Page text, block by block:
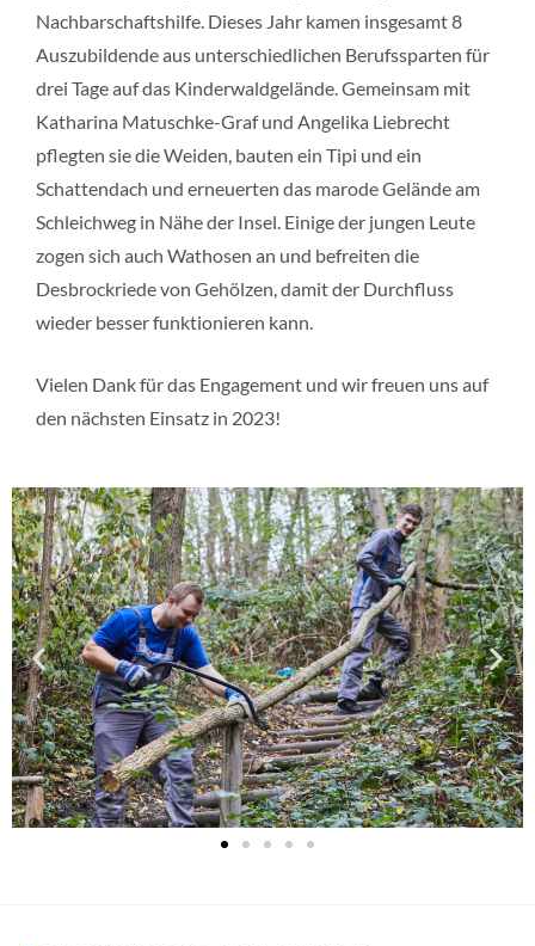
Nachbarschaftshilfe. Dieses Jahr kamen insgesamt 8
Auszubildende aus unterschiedlichen Berufssparten für
drei Tage auf das Kinderwaldgelände. Gemeinsam mit
Katharina Matuschke-Graf und Angelika Liebrecht
pflegten sie die Weiden, bauten ein Tipi und ein
Schattendach und erneuerten das marode Gelände am
Schleichweg in Nähe der Insel. Einige der jungen Leute
zogen sich auch Wathosen an und befreiten die
Desbrockriede von Gehölzen, damit der Durchfluss
wieder besser funktionieren kann.
Vielen Dank für das Engagement und wir freuen uns auf
den nächsten Einsatz in 2023!